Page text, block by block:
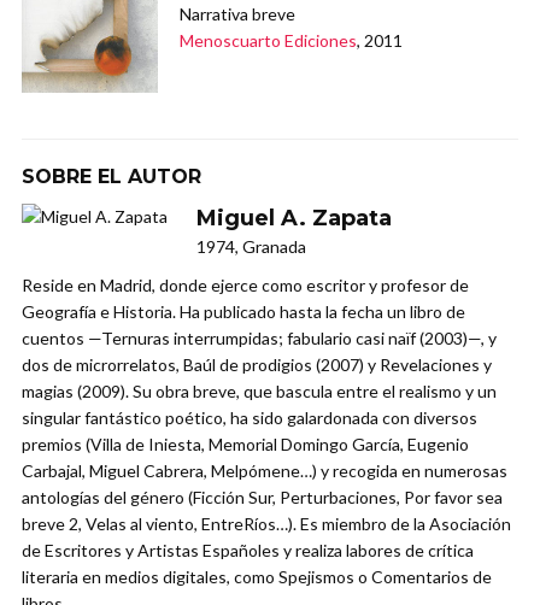
Narrativa breve
Menoscuarto Ediciones, 2011
SOBRE EL AUTOR
Miguel A. Zapata
1974, Granada
Reside en Madrid, donde ejerce como escritor y profesor de
Geografía e Historia. Ha publicado hasta la fecha un libro de
cuentos —Ternuras interrumpidas; fabulario casi naïf (2003)—, y
dos de microrrelatos, Baúl de prodigios (2007) y Revelaciones y
magias (2009). Su obra breve, que bascula entre el realismo y un
singular fantástico poético, ha sido galardonada con diversos
premios (Villa de Iniesta, Memorial Domingo García, Eugenio
Carbajal, Miguel Cabrera, Melpómene…) y recogida en numerosas
antologías del género (Ficción Sur, Perturbaciones, Por favor sea
breve 2, Velas al viento, EntreRíos…). Es miembro de la Asociación
de Escritores y Artistas Españoles y realiza labores de crítica
literaria en medios digitales, como Spejismos o Comentarios de